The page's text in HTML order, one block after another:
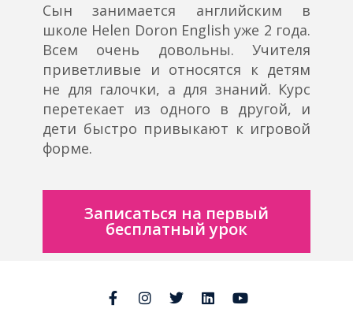
Сын занимается английским в
школе Helen Doron English уже 2 года.
Всем очень довольны. Учителя
приветливые и относятся к детям
не для галочки, а для знаний. Курс
перетекает из одного в другой, и
дети быстро привыкают к игровой
форме.
Записаться на первый
бесплатный урок